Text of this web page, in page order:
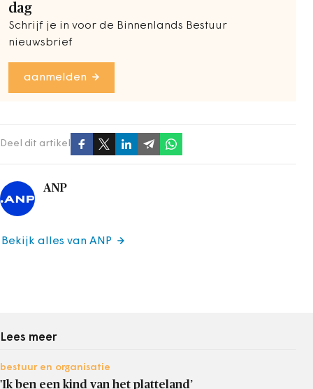
dag
Schrijf je in voor de Binnenlands Bestuur
nieuwsbrief
aanmelden
Deel dit artikel
ANP
Bekijk alles van ANP
Lees meer
bestuur en organisatie
'Ik ben een kind van het platteland’